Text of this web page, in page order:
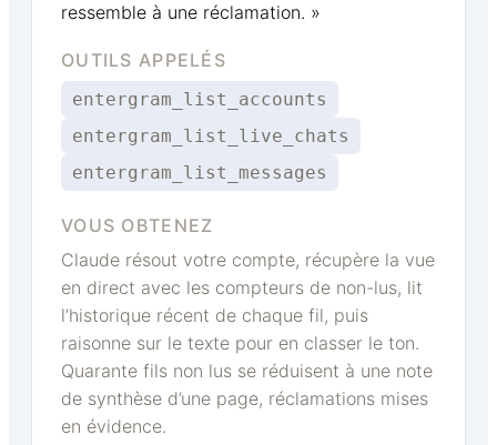
ressemble à une réclamation. »
OUTILS APPELÉS
entergram_list_accounts
entergram_list_live_chats
entergram_list_messages
VOUS OBTENEZ
Claude résout votre compte, récupère la vue
en direct avec les compteurs de non-lus, lit
l’historique récent de chaque fil, puis
raisonne sur le texte pour en classer le ton.
Quarante fils non lus se réduisent à une note
de synthèse d’une page, réclamations mises
en évidence.